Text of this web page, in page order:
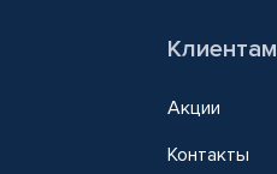
Клиентам
Акции
Контакты